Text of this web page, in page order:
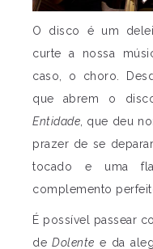
O disco é um
curte a nossa
caso, o choro.
que abrem o
Entidade , que deu
prazer de se
tocado e uma
complemento
É possível passear
deDolente e da